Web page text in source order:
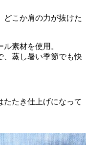
どこか肩の力が抜けた
素材を使用。
、蒸し暑い季節でも快
たたき仕上げになって